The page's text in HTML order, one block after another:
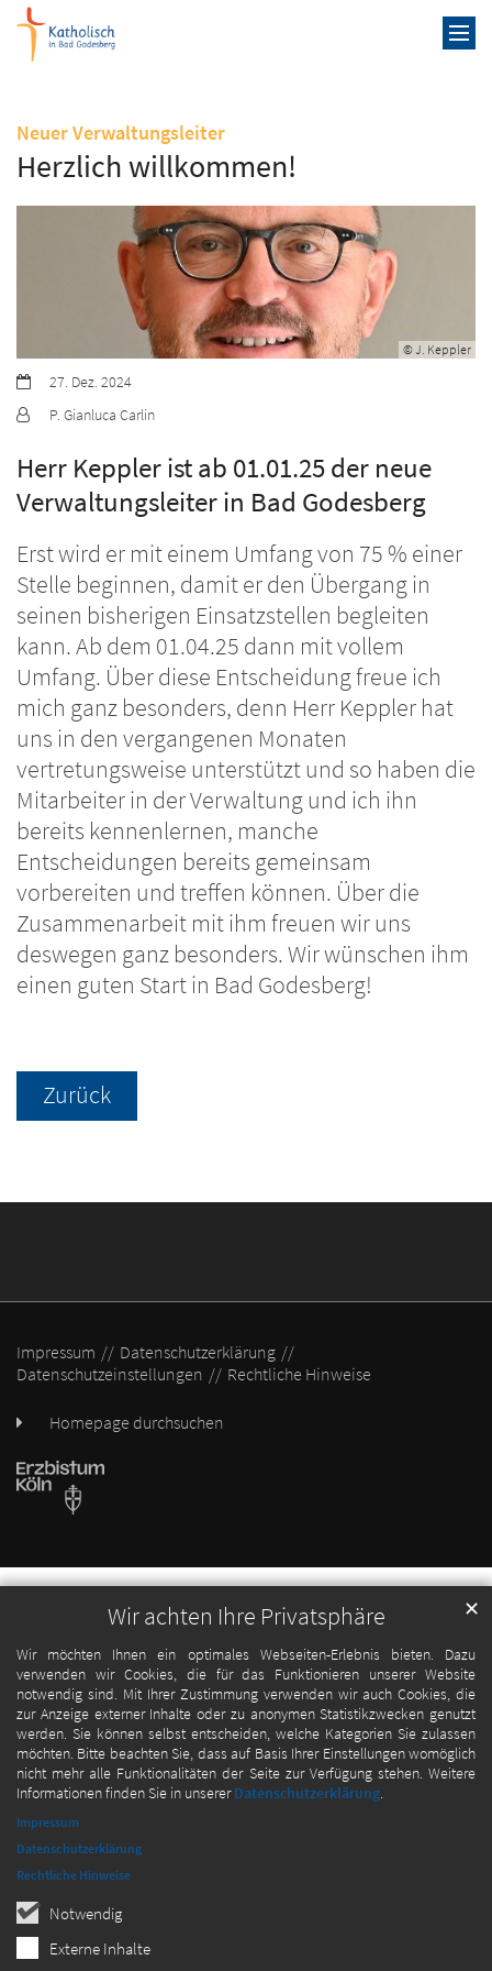
Wir achten Ihre Privatsphäre
Wir möchten Ihnen ein optimales Webseiten-Erlebnis bieten. Dazu
verwenden wir Cookies, die für das Funktionieren unserer Website
notwendig sind. Mit Ihrer Zustimmung verwenden wir auch Cookies, die
zur Anzeige externer Inhalte oder zu anonymen Statistikzwecken genutzt
werden. Sie können selbst entscheiden, welche Kategorien Sie zulassen
möchten. Bitte beachten Sie, dass auf Basis Ihrer Einstellungen womöglich
nicht mehr alle Funktionalitäten der Seite zur Verfügung stehen. Weitere
Informationen finden Sie in unsererDatenschutzerklärung.
Notwendig
Externe Inhalte
✕
Impressum
Datenschutzerklärung
Rechtliche Hinweise
Zum Inhalt springen
Neuer Verwaltungsleiter:
Herzlich willkommen!
© J. Keppler
Datum:27. Dez. 2024
Von:
P. Gianluca Carlin
Herr Keppler ist ab 01.01.25 der neue
Verwaltungsleiter in Bad Godesberg
Erst wird er mit einem Umfang von 75 % einer
Stelle beginnen, damit er den Übergang in
seinen bisherigen Einsatzstellen begleiten
kann. Ab dem 01.04.25 dann mit vollem
Umfang. Über diese Entscheidung freue ich
mich ganz besonders, denn Herr Keppler hat
uns in den vergangenen Monaten
vertretungsweise unterstützt und so haben die
Mitarbeiter in der Verwaltung und ich ihn
bereits kennenlernen, manche
Entscheidungen bereits gemeinsam
vorbereiten und treffen können. Über die
Zusammenarbeit mit ihm freuen wir uns
deswegen ganz besonders. Wir wünschen ihm
einen guten Start in Bad Godesberg!
Zurück
Impressum
Datenschutzerklärung
Datenschutzeinstellungen
Rechtliche Hinweise
Homepage durchsuchen